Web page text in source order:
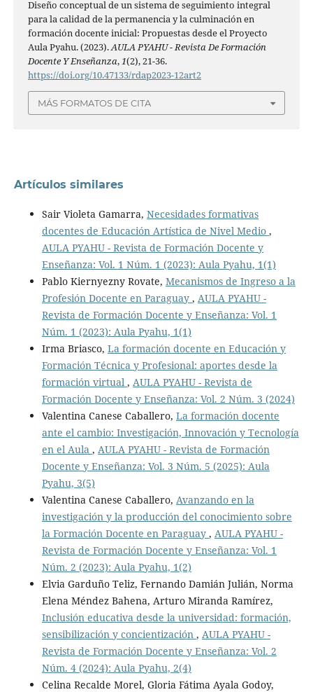
Diseño conceptual de un sistema de seguimiento integral
para la calidad de la permanencia y la culminación en
formación docente inicial: Propuestas desde el Proyecto
Aula Pyahu. (2023).AULA PYAHU - Revista De Formación
Docente Y Enseñanza,1(2), 21-36.
https://doi.org/10.47133/rdap2023-12art2
MÁS FORMATOS DE CITA
Artículos similares
Sair Violeta Gamarra, Necesidades formativas
docentes de Educación Artística de Nivel Medio ,
AULA PYAHU - Revista de Formación Docente y
Enseñanza: Vol. 1 Núm. 1 (2023): Aula Pyahu, 1(1)
Pablo Kiernyezny Rovate, Mecanismos de Ingreso a la
Profesión Docente en Paraguay , AULA PYAHU -
Revista de Formación Docente y Enseñanza: Vol. 1
Núm. 1 (2023): Aula Pyahu, 1(1)
Irma Briasco, La formación docente en Educación y
Formación Técnica y Profesional: aportes desde la
formación virtual , AULA PYAHU - Revista de
Formación Docente y Enseñanza: Vol. 2 Núm. 3 (2024)
Valentina Canese Caballero, La formación docente
ante el cambio: Investigación, Innovación y Tecnología
en el Aula , AULA PYAHU - Revista de Formación
Docente y Enseñanza: Vol. 3 Núm. 5 (2025): Aula
Pyahu, 3(5)
Valentina Canese Caballero, Avanzando en la
investigación y la producción del conocimiento sobre
la Formación Docente en Paraguay , AULA PYAHU -
Revista de Formación Docente y Enseñanza: Vol. 1
Núm. 2 (2023): Aula Pyahu, 1(2)
Elvia Garduño Teliz, Fernando Damián Julián, Norma
Elena Méndez Bahena, Arturo Miranda Ramírez,
Inclusión educativa desde la universidad: formación,
sensibilización y concientización , AULA PYAHU -
Revista de Formación Docente y Enseñanza: Vol. 2
Núm. 4 (2024): Aula Pyahu, 2(4)
Celina Recalde Morel, Gloria Fátima Ayala Godoy,